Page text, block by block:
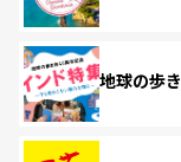
地球の歩